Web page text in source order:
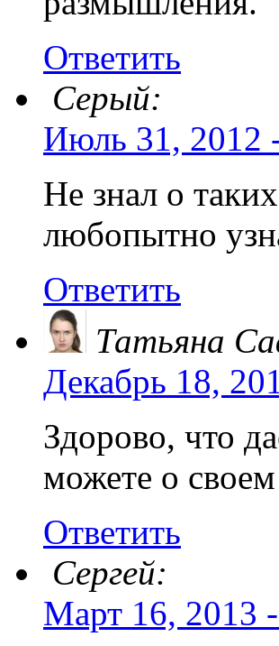
Ответить
Серый:
Июль 31, 2012
Не знал о
любопытно
Ответить
Татьяна
Декабрь 18,
Здорово, что
можете о
Ответить
Сергей:
Март 16, 2013